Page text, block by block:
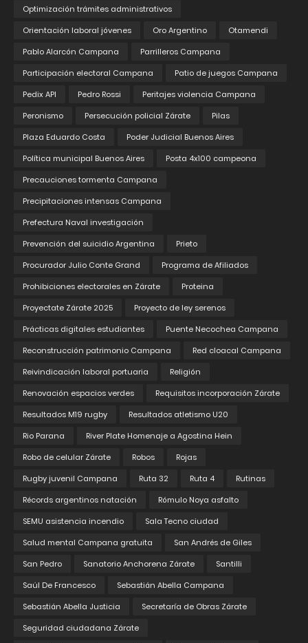
Optimización trámites administrativos
Orientación laboral jóvenes
Oro Argentino
Otamendi
Pablo Alarcón Campana
Parrilleros Campana
Participación electoral Campana
Patio de juegos Campana
Pedix API
Pedro Rossi
Peritajes violencia Campana
Peronismo
Persecución policial Zárate
Pilas
Plaza Eduardo Costa
Poder Judicial Buenos Aires
Política municipal Buenos Aires
Posta 4x100 campeona
Precauciones tormenta Campana
Precipitaciones intensas Campana
Prefectura Naval investigación
Prevención del suicidio Argentina
Prieto
Procurador Julio Conte Grand
Programa de Afiliados
Prohibiciones electorales en Zárate
Proteina
Proyectate Zárate 2025
Proyecto de ley serenos
Prácticas digitales estudiantes
Puente Necochea Campana
Reconstrucción patrimonio Campana
Red cloacal Campana
Reivindicación laboral portuaria
Religión
Renovación espacios verdes
Requisitos incorporación Zárate
Resultados M19 rugby
Resultados atletismo U20
Rio Parana
River Plate Homenaje a Agostina Hein
Robo de celular Zárate
Robos
Rojas
Rugby juvenil Campana
Ruta 32 Ruta 4
Rutinas
Récords argentinos natación
Rómulo Noya asfalto
SEMU asistencia incendio
Sala Tecno ciudad
Salud mental Campana gratuita
San Andrés de Giles
San Pedro
Sanatorio Anchorena Zárate
Santilli
Saúl De Francesco
Sebastián Abella Campana
Sebastián Abella Justicia
Secretaría de Obras Zárate
Seguridad ciudadana Zárate